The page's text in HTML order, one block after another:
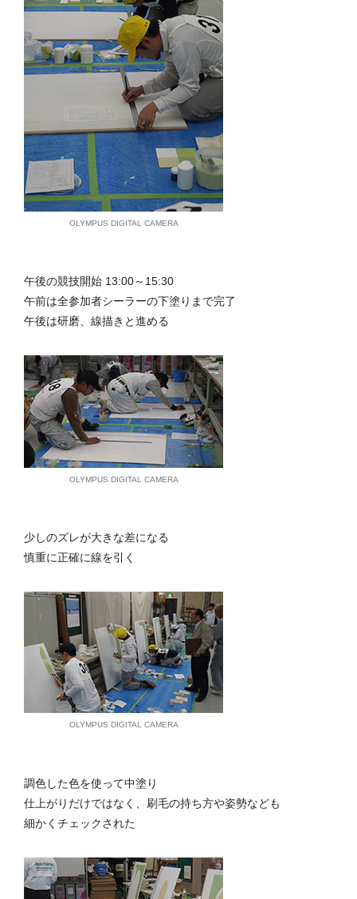
OLYMPUS DIGITAL CAMERA
午後の競技開始 13:00～15:30
午前は全参加者シーラーの下塗りまで完了
午後は研磨、線描きと進める
OLYMPUS DIGITAL CAMERA
少しのズレが大きな差になる
慎重に正確に線を引く
OLYMPUS DIGITAL CAMERA
調色した色を使って中塗り
仕上がりだけではなく、刷毛の持ち方や姿勢なども
細かくチェックされた